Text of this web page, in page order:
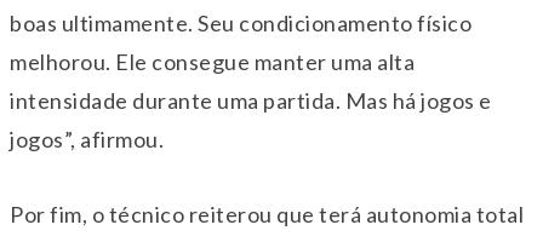
boas ultimamente. Seu condicionamento físico
melhorou. Ele consegue manter uma alta
intensidade durante uma partida. Mas há jogos e
jogos”, afirmou.
Por fim, o técnico reiterou que terá autonomia total